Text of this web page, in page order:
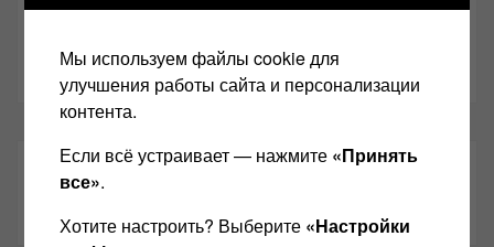
Youtube
ТАКЖЕ ЧИТАЕМ:
Мы используем файлы cookie для
улучшения работы сайта и персонализации
контента.
Если всё устраивает — нажмите «Принять
все».
Хотите настроить? Выберите «Настройки